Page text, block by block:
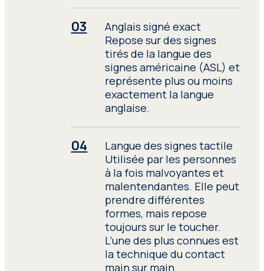
d’avocats et des
particuliers.
L’interprétation pour les
forces de l’ordre et de
sécurité de l’État
interventions policières
où une formation
spécialisée est cruciale en
raison des circonstances
uniques. Les interprètes
de Seprotec collaborent
étroitement avec des
professionnels de divers
domaines, possèdent une
Anglais signé exact
Repose sur des signes
tirés de la langue des
signes américaine (ASL) et
représente plus ou moins
exactement la langue
anglaise.
Langue des signes tactile
Utilisée par les personnes
à la fois malvoyantes et
malentendantes. Elle peut
prendre différentes
formes, mais repose
toujours sur le toucher.
L’une des plus connues est
la technique du contact
main sur main.